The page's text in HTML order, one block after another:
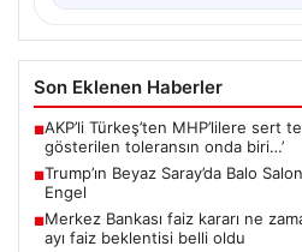
Son Eklenen Haberler
■AKP’li Türkeş’ten MHP’lilere sert
gösterilen toleransın onda biri…’
■Trump’ın Beyaz Saray’da Balo
Engel
■Merkez Bankası faiz kararı ne
ayı faiz beklentisi belli oldu